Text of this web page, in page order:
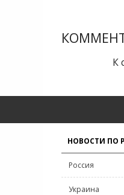
К
НОВОСТИ ПО
Россия
Украина